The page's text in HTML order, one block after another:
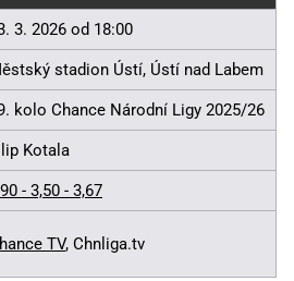
3. 2026 od 18:00
stadion Ústí, Ústí nad Labem
kolo Chance Národní Ligy 2025/26
Kotala
- 3,50 - 3,67
TV, Chnliga.tv